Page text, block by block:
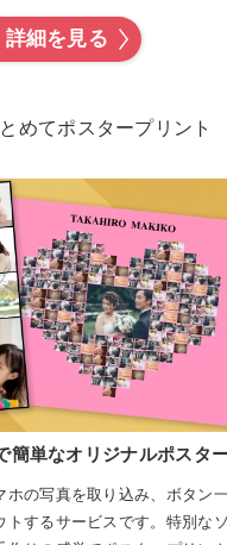
詳細を見る
めてポスタープリント
簡単なオリジナルポスタ
ホの写真を取り込み、ボタン
トするサービスです。特別な